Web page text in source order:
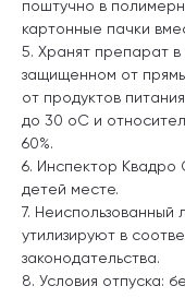
поштучно в
картонные пачки
5. Хранят препарат в
защищенном от
от продуктов
до 30 оС и
60%.
6. Инспектор Квадро
детей месте.
7.
утилизируют в
законодательства.
8. Условия отпуска: